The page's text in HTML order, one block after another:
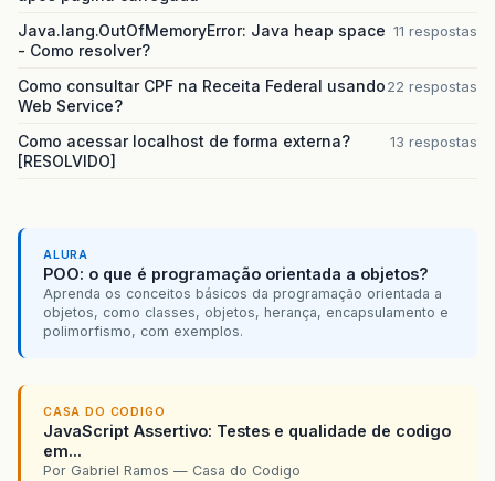
Java.lang.OutOfMemoryError: Java heap space
- Como resolver?
11 respostas
Como consultar CPF na Receita Federal usando
Web Service?
22 respostas
Como acessar localhost de forma externa?
[RESOLVIDO]
13 respostas
ALURA
POO: o que é programação orientada a objetos?
Aprenda os conceitos básicos da programação orientada a
objetos, como classes, objetos, herança, encapsulamento e
polimorfismo, com exemplos.
CASA DO CODIGO
JavaScript Assertivo: Testes e qualidade de codigo
em...
Por Gabriel Ramos — Casa do Codigo